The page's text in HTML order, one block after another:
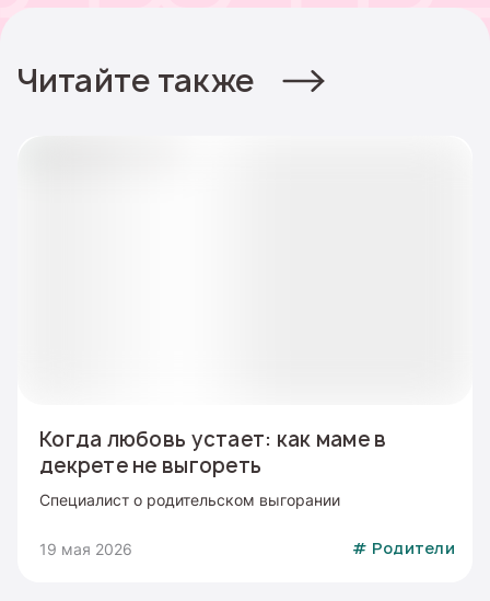
Читайте также
Когда любовь устает: как маме в
декрете не выгореть
Специалист о родительском выгорании
19 мая 2026 # Родители